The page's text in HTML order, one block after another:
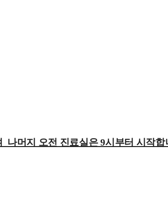
나머지 오전 진료실은 9시부터 시작합